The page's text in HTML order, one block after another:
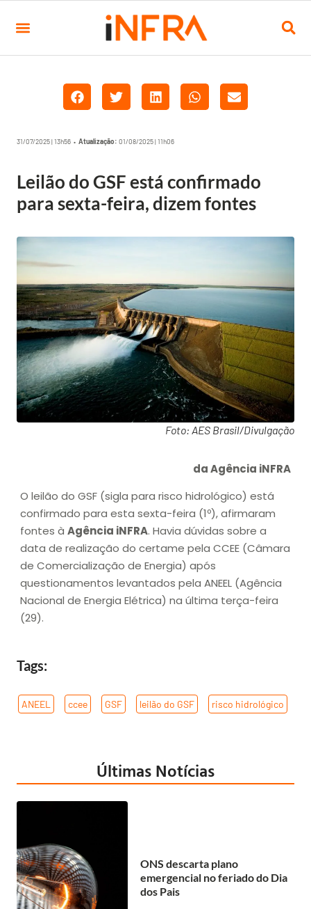
31/07/2025 | 13h56 • Atualização: 01/08/2025 | 11h06
Leilão do GSF está confirmado
para sexta-feira, dizem fontes
Foto: AES Brasil/Divulgação
da Agência iNFRA
O leilão do GSF (sigla para risco hidrológico) está
confirmado para esta sexta-feira (1º), afirmaram
fontes à Agência iNFRA. Havia dúvidas sobre a
data de realização do certame pela CCEE (Câmara
de Comercialização de Energia) após
questionamentos levantados pela ANEEL (Agência
Nacional de Energia Elétrica) na última terça-feira
(29).
Tags:
ANEEL ccee GSF leilão do GSF risco hidrológico
Últimas Notícias
ONS descarta plano
emergencial no feriado do Dia
dos Pais